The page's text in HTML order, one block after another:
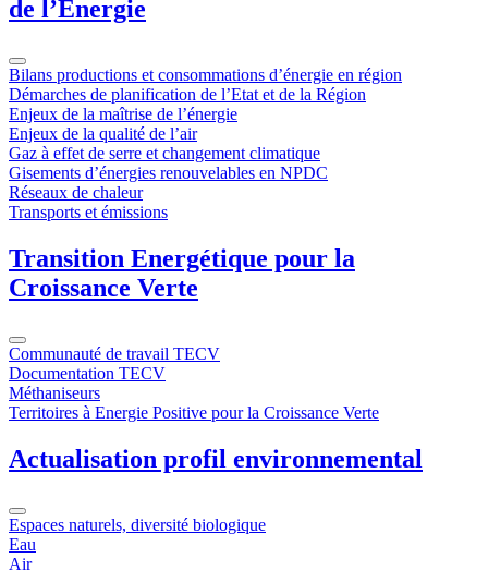
de l’Energie
Bilans productions et consommations d’énergie en région
Démarches de planification de l’Etat et de la Région
Enjeux de la maîtrise de l’énergie
Enjeux de la qualité de l’air
Gaz à effet de serre et changement climatique
Gisements d’énergies renouvelables en NPDC
Réseaux de chaleur
Transports et émissions
Transition Energétique pour la
Croissance Verte
Communauté de travail TECV
Documentation TECV
Méthaniseurs
Territoires à Energie Positive pour la Croissance Verte
Actualisation profil environnemental
Espaces naturels, diversité biologique
Eau
Air